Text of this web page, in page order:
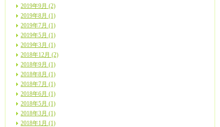
2019年9月 (2)
2019年8月 (1)
2019年7月 (1)
2019年5月 (1)
2019年3月 (1)
2018年12月 (2)
2018年9月 (1)
2018年8月 (1)
2018年7月 (1)
2018年6月 (1)
2018年5月 (1)
2018年3月 (1)
2018年1月 (1)